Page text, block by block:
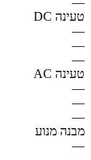
טעינה DC
—
—
—
טעינה AC
—
—
—
מבנה מנוע
—